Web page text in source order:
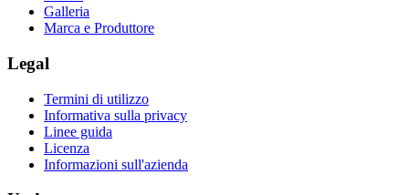
Galleria
Marca e Produttore
Legal
Termini di utilizzo
Informativa sulla privacy
Linee guida
Licenza
Informazioni sull'azienda